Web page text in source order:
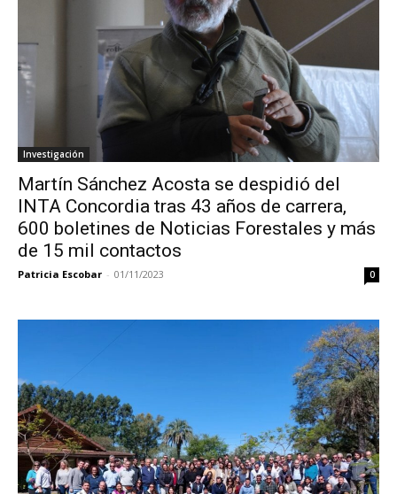
Investigación
Martín Sánchez Acosta se despidió del
INTA Concordia tras 43 años de carrera,
600 boletines de Noticias Forestales y más
de 15 mil contactos
Patricia Escobar - 01/11/2023 0